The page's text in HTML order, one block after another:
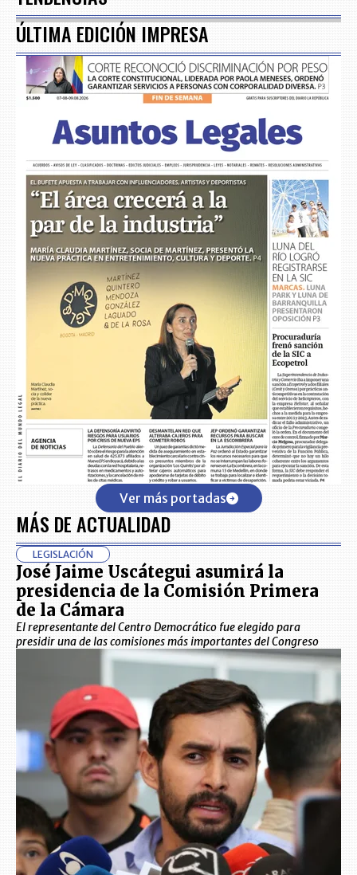
ÚLTIMA EDICIÓN IMPRESA
Ver más portadas
MÁS DE ACTUALIDAD
LEGISLACIÓN
José Jaime Uscátegui asumirá la
presidencia de la Comisión Primera
de la Cámara
El representante del Centro Democrático fue elegido para
presidir una de las comisiones más importantes del Congreso